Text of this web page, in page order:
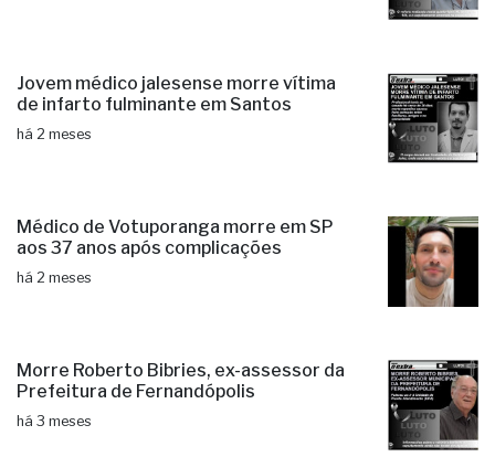
Jovem médico jalesense morre vítima
de infarto fulminante em Santos
há 2 meses
Médico de Votuporanga morre em SP
aos 37 anos após complicações
há 2 meses
Morre Roberto Bibries, ex-assessor da
Prefeitura de Fernandópolis
há 3 meses